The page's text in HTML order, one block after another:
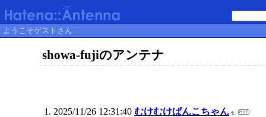
ようこそゲストさん
showa-fujiのアンテナ
2025/11/26 12:31:40 むけむけぱんこちゃん